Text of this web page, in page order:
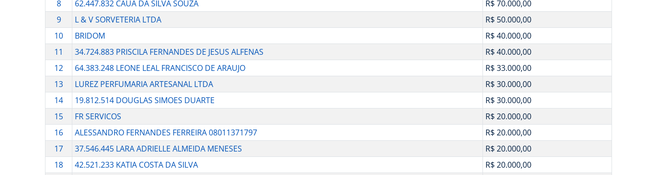
8
62.447.832 CAUA DA SILVA SOUZA
R$ 70.000,00
9
L & V SORVETERIA LTDA
R$ 50.000,00
10
BRIDOM
R$ 40.000,00
11
34.724.883 PRISCILA FERNANDES DE JESUS ALFENAS
R$ 40.000,00
12
64.383.248 LEONE LEAL FRANCISCO DE ARAUJO
R$ 33.000,00
13
LUREZ PERFUMARIA ARTESANAL LTDA
R$ 30.000,00
14
19.812.514 DOUGLAS SIMOES DUARTE
R$ 30.000,00
15
FR SERVICOS
R$ 20.000,00
16
ALESSANDRO FERNANDES FERREIRA 08011371797
R$ 20.000,00
17
37.546.445 LARA ADRIELLE ALMEIDA MENESES
R$ 20.000,00
18
42.521.233 KATIA COSTA DA SILVA
R$ 20.000,00